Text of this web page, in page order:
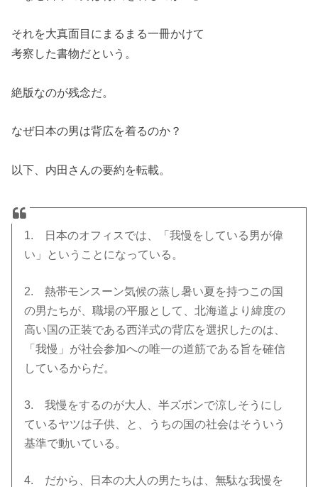
それを大真面目にまるまる一冊かけて
考察した書物だという。
絶版なのが残念だ。
なぜ日本の男は背広を着るのか？
以下、内田さんの要約を転載。
1. 日本のオフィスでは、「我慢をしている男が偉
い」ということになっている。
2. 熱帯モンスーン気候の蒸し暑い夏を持つこの国
の男たちが、職場の平服として、北海道より緯度の
高い国の正装である西洋式の背広を選択したのは、
「我慢」が社会参加への唯一の道筋である旨を確信
しているからだ。
3. 我慢をするのが大人、半ズボンで涼しそうにし
ているヤツは子供、と、うちの国の社会はそういう
基準で動いている。
4. だから、日本の大人の男たちは、無駄な我慢を